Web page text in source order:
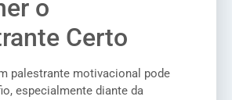
o
Certo
palestrante motivacional pode
especialmente diante da